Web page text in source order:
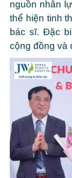
nguồn nhân
thể hiện tinh
bác sĩ. Đặc
cộng đồng và